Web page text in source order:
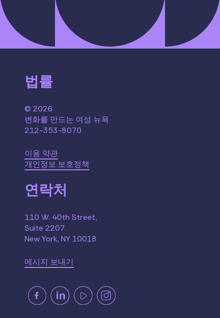
법률
© 2026
변화를 만드는 여성 뉴욕
212-353-8070
이용 약관
개인정보 보호정책
연락처
110 W. 40th Street,
Suite 2207
New York, NY 10018
메시지 보내기